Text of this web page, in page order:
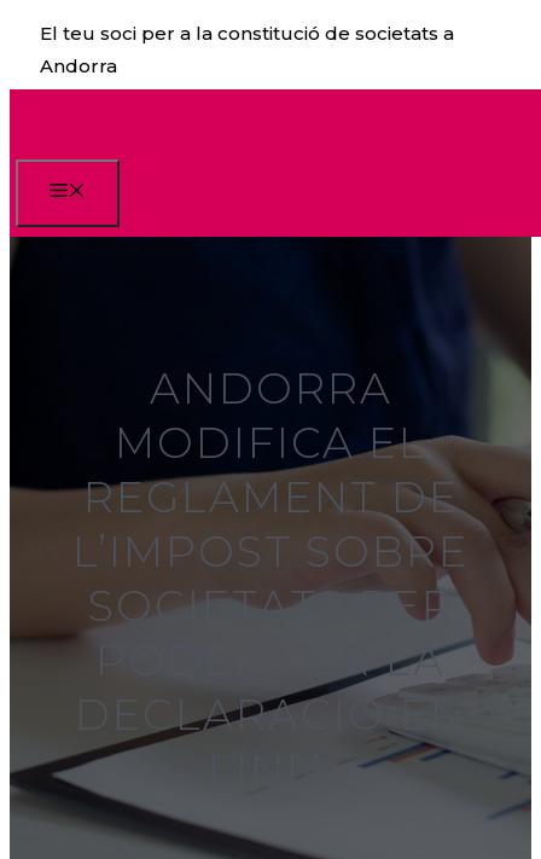
Vés
contingut
El teu soci per a la constitució de societats a
Andorra
ANDORRA
MODIFICA EL
REGLAMENT DE
L’IMPOST SOBRE
SOCIETATS PER
PODER FER LA
DECLARACIÓ EN